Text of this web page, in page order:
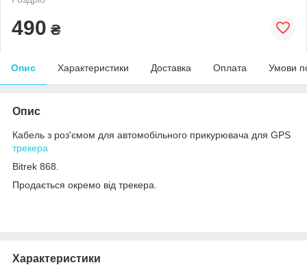
490 ₴
Опис Характеристики Доставка Оплата Умови
Опис
Кабель з роз'ємом для автомобільного прикурювача для GPS
трекера
Bitrek 868.
Продається окремо від трекера.
Характеристики